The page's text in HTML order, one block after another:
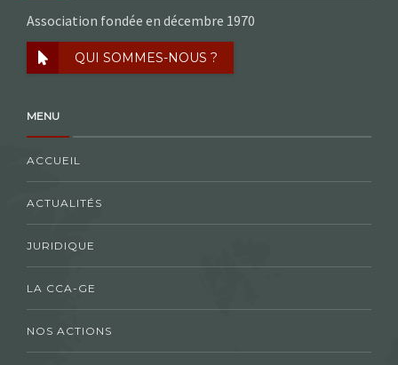
Association fondée en décembre 1970
QUI SOMMES-NOUS ?
MENU
ACCUEIL
ACTUALITÉS
JURIDIQUE
LA CCA-GE
NOS ACTIONS